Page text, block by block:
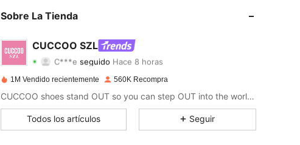
Sobre La Tienda
CUCCOO SZL
4.91
7.3K
C***e seguidoHace 8 horas
4.91 Calificación 7.3KArtículos 898K
4.91 7.3K
898K
4.91
7.3K
898K
4.91
898K
1M Vendido recientemente 560K Recompra
CUCCOO shoes stand OUT so you can step OUT into the world as the baddie that you are.
Todos los artículos Seguir